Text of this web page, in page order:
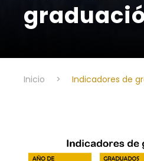
Inicio > Indicadores de